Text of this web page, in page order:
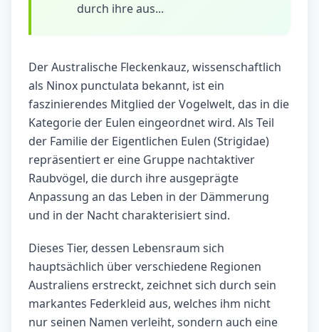
durch ihre aus...
Der Australische Fleckenkauz, wissenschaftlich
als Ninox punctulata bekannt, ist ein
faszinierendes Mitglied der Vogelwelt, das in die
Kategorie der Eulen eingeordnet wird. Als Teil
der Familie der Eigentlichen Eulen (Strigidae)
repräsentiert er eine Gruppe nachtaktiver
Raubvögel, die durch ihre ausgeprägte
Anpassung an das Leben in der Dämmerung
und in der Nacht charakterisiert sind.
Dieses Tier, dessen Lebensraum sich
hauptsächlich über verschiedene Regionen
Australiens erstreckt, zeichnet sich durch sein
markantes Federkleid aus, welches ihm nicht
nur seinen Namen verleiht, sondern auch eine